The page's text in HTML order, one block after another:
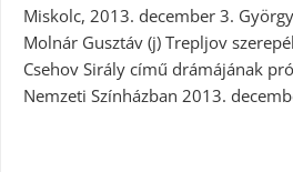
Miskolc, 2013. december 3.
Molnár Gusztáv (j) Trepljov
Csehov Sirály című drámájának
Nemzeti Színházban 2013.